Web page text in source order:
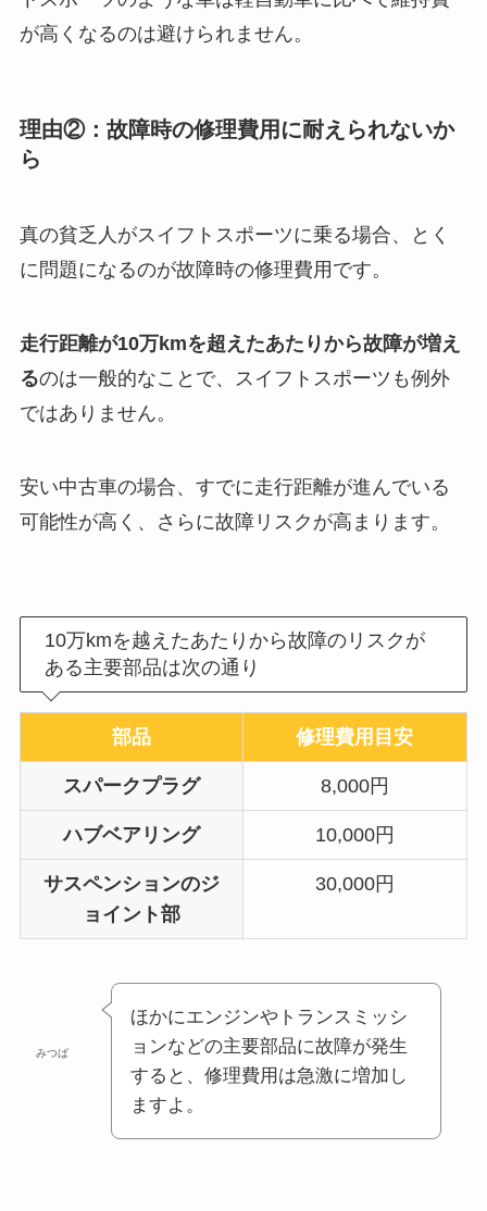
が高くなるのは避けられません。
理由②：故障時の修理費用に耐えられないか
ら
真の貧乏人がスイフトスポーツに乗る場合、とく
に問題になるのが故障時の修理費用です。
走行距離が10万kmを超えたあたりから故障が増え
るのは一般的なことで、スイフトスポーツも例外
ではありません。
安い中古車の場合、すでに走行距離が進んでいる
可能性が高く、さらに故障リスクが高まります。
10万kmを越えたあたりから故障のリスクが
ある主要部品は次の通り
部品 修理費用目安
スパークプラグ 8,000円
ハブベアリング 10,000円
サスペンションのジ
ョイント部
30,000円
みつば
ほかにエンジンやトランスミッシ
ョンなどの主要部品に故障が発生
すると、修理費用は急激に増加し
ますよ。